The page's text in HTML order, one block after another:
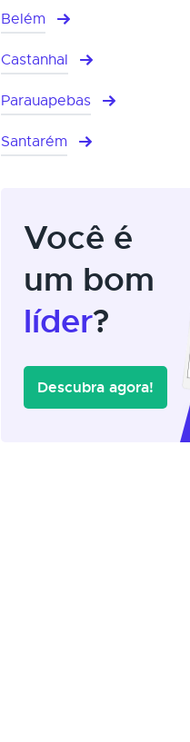
Belém
Castanhal
Parauapebas
Santarém
Você é
um bom
líder?
Descubra agora!